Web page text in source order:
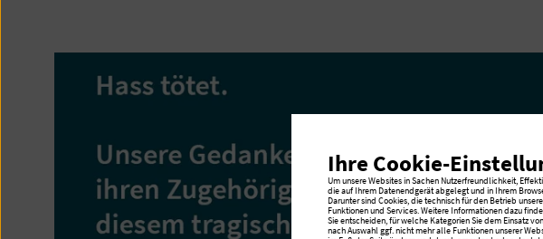
Ihre Cookie-
Um unsere Websites in Sachen Nutzerfreundlichkeit,
die auf Ihrem Datenendgerät abgelegt und in Ihrem
Darunter sind Cookies, die technisch für den Betrieb
Funktionen und Services. Weitere Informationen dazu
Sie entscheiden, für welche Kategorien Sie dem Einsatz
nach Auswahl ggf. nicht mehr alle Funktionen unserer